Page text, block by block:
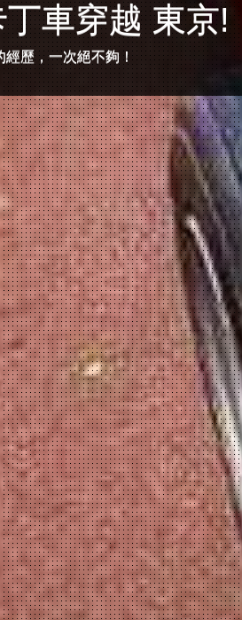
車穿越 東京!
經歷，一次絕不夠！